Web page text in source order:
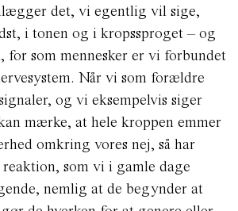
det, vi egentlig vil sige,
i tonen og i kropssproget – og
for som mennesker er vi forbundet
Når vi som forældre
og vi eksempelvis siger
mærke, at hele kroppen emmer
omkring vores nej, så har
som vi i gamle dage
nemlig at de begynder at